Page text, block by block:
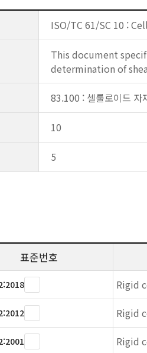
ISO/TC 61/SC 10 :
This document
determination of
83.100 : 셀룰로이드 자
10
5
표준번호
Rigid
Rigid
Rigid